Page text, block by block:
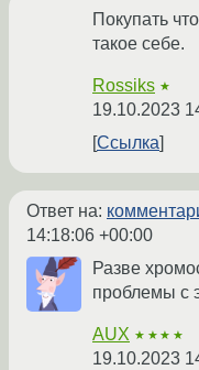
Покупать
такое себе.
Rossiks ★
19.10.2023
Ссылка
Ответ на:
14:18:06 +00:00
Разве
проблемы с
AUX ★★★★
19.10.2023